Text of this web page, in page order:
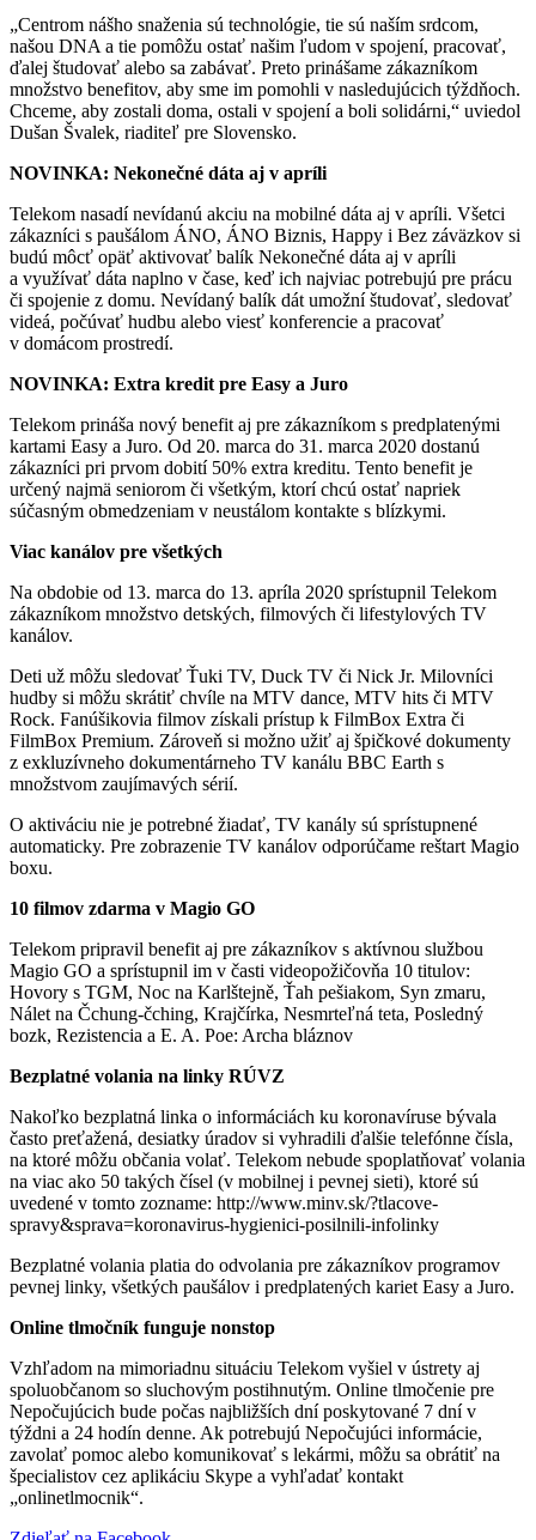
„Centrom nášho snaženia sú technológie, tie sú naším srdcom,
našou DNA a tie pomôžu ostať našim ľudom v spojení, pracovať,
ďalej študovať alebo sa zabávať. Preto prinášame zákazníkom
množstvo benefitov, aby sme im pomohli v nasledujúcich týždňoch.
Chceme, aby zostali doma, ostali v spojení a boli solidárni,“ uviedol
Dušan Švalek, riaditeľ pre Slovensko.
NOVINKA: Nekonečné dáta aj v apríli
Telekom nasadí nevídanú akciu na mobilné dáta aj v apríli. Všetci
zákazníci s paušálom ÁNO, ÁNO Biznis, Happy i Bez záväzkov si
budú môcť opäť aktivovať balík Nekonečné dáta aj v apríli
a využívať dáta naplno v čase, keď ich najviac potrebujú pre prácu
či spojenie z domu. Nevídaný balík dát umožní študovať, sledovať
videá, počúvať hudbu alebo viesť konferencie a pracovať
v domácom prostredí.
NOVINKA: Extra kredit pre Easy a Juro
Telekom prináša nový benefit aj pre zákazníkom s predplatenými
kartami Easy a Juro. Od 20. marca do 31. marca 2020 dostanú
zákazníci pri prvom dobití 50% extra kreditu. Tento benefit je
určený najmä seniorom či všetkým, ktorí chcú ostať napriek
súčasným obmedzeniam v neustálom kontakte s blízkymi.
Viac kanálov pre všetkých
Na obdobie od 13. marca do 13. apríla 2020 sprístupnil Telekom
zákazníkom množstvo detských, filmových či lifestylových TV
kanálov.
Deti už môžu sledovať Ťuki TV, Duck TV či Nick Jr. Milovníci
hudby si môžu skrátiť chvíle na MTV dance, MTV hits či MTV
Rock. Fanúšikovia filmov získali prístup k FilmBox Extra či
FilmBox Premium. Zároveň si možno užiť aj špičkové dokumenty
z exkluzívneho dokumentárneho TV kanálu BBC Earth s
množstvom zaujímavých sérií.
O aktiváciu nie je potrebné žiadať, TV kanály sú sprístupnené
automaticky. Pre zobrazenie TV kanálov odporúčame reštart Magio
boxu.
10 filmov zdarma v Magio GO
Telekom pripravil benefit aj pre zákazníkov s aktívnou službou
Magio GO a sprístupnil im v časti videopožičovňa 10 titulov:
Hovory s TGM, Noc na Karlštejně, Ťah pešiakom, Syn zmaru,
Nálet na Čchung-čching, Krajčírka, Nesmrteľná teta, Posledný
bozk, Rezistencia a E. A. Poe: Archa bláznov
Bezplatné volania na linky RÚVZ
Nakoľko bezplatná linka o informáciách ku koronavíruse bývala
často preťažená, desiatky úradov si vyhradili ďalšie telefónne čísla,
na ktoré môžu občania volať. Telekom nebude spoplatňovať volania
na viac ako 50 takých čísel (v mobilnej i pevnej sieti), ktoré sú
uvedené v tomto zozname: http://www.minv.sk/?tlacove-
spravy&sprava=koronavirus-hygienici-posilnili-infolinky
Bezplatné volania platia do odvolania pre zákazníkov programov
pevnej linky, všetkých paušálov i predplatených kariet Easy a Juro.
Online tlmočník funguje nonstop
Vzhľadom na mimoriadnu situáciu Telekom vyšiel v ústrety aj
spoluobčanom so sluchovým postihnutým. Online tlmočenie pre
Nepočujúcich bude počas najbližších dní poskytované 7 dní v
týždni a 24 hodín denne. Ak potrebujú Nepočujúci informácie,
zavolať pomoc alebo komunikovať s lekármi, môžu sa obrátiť na
špecialistov cez aplikáciu Skype a vyhľadať kontakt
„onlinetlmocnik“.